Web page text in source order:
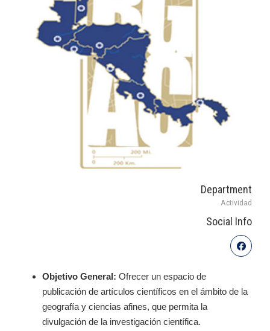
Department
Actividad
Social Info
Objetivo General: Ofrecer un espacio de
publicación de artículos científicos en el ámbito de la
geografía y ciencias afines, que permita la
divulgación de la investigación científica.